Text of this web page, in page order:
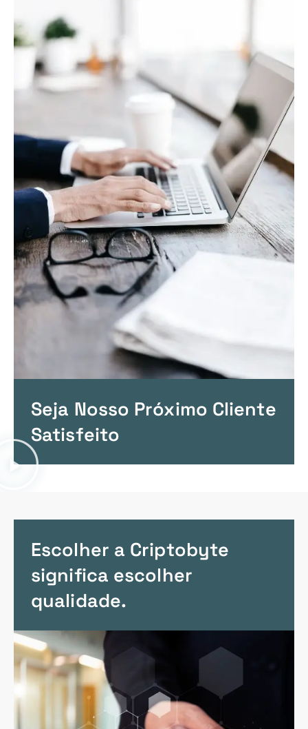
Seja Nosso Próximo Cliente
Satisfeito
Escolher a Criptobyte
significa escolher
qualidade.